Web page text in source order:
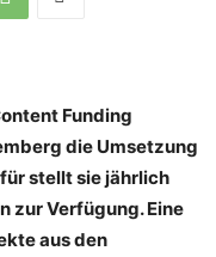
Funding
die Umsetzung
stellt sie jährlich
zur Verfügung. Eine
aus den